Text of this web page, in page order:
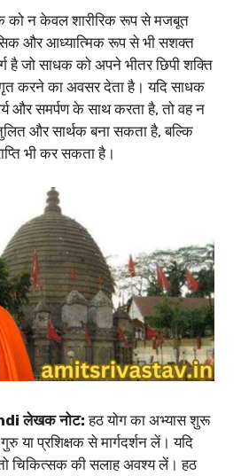
को न केवल शारीरिक रूप से मजबूत
और आध्यात्मिक रूप से भी सशक्त
है जो साधक को अपने भीतर छिपी शक्ति
करने का अवसर देता है। यदि साधक
और समर्पण के साथ करता है, तो वह न
और सार्थक बना सकता है, बल्कि
भी कर सकता है।
लेखक नोट:हठ योग का अभ्यास शुरू
या प्रशिक्षक से मार्गदर्शन लें। यदि
तो चिकित्सक की सलाह अवश्य लें। हठ